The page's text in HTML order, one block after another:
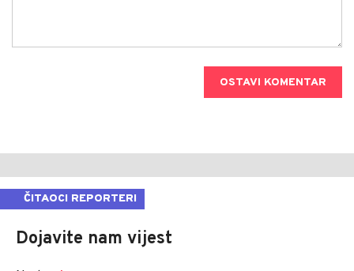
OSTAVI KOMENTAR
ČITAOCI REPORTERI
Dojavite nam vijest